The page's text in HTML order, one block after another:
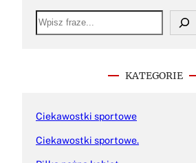
S
e
a
KATEGORIE
Ciekawostki sportowe
Ciekawostki sportowe.